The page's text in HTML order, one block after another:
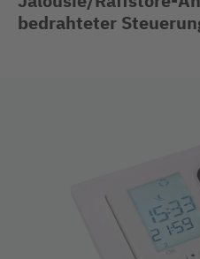
bedrahteter